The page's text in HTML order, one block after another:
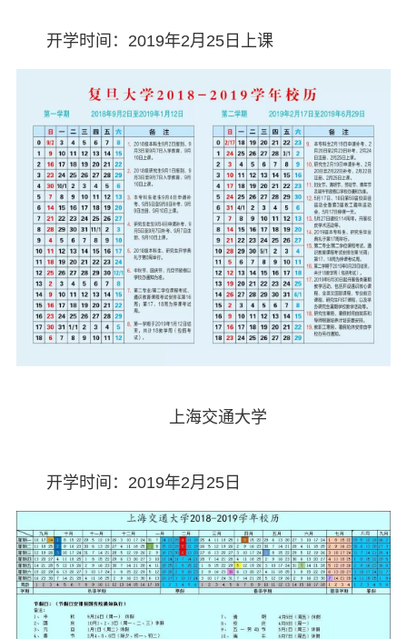
开学时间：2019年2月25日上课
上海交通大学
开学时间：2019年2月25日